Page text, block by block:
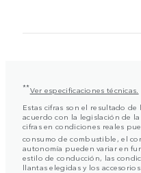
**Ver especificaciones técnicas.
Estas cifras son el resultado
acuerdo con la legislación de
cifras en condiciones reales
consumo de combustible, el
autonomía pueden variar en
estilo de conducción, las
llantas elegidas y los